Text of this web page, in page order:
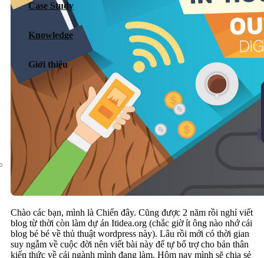
Dịch vụ chăm sóc website
Case Study
Knowledge
Giới thiệu
Giới thiệu
Tin tức
Sự kiện
Liên hệ
Chào các bạn, mình là Chiến đây. Cũng được 2 năm rồi nghỉ viết
blog từ thời còn làm dự án Itidea.org (chắc giờ ít ông nào nhớ cái
blog bé bé về thủ thuật wordpress này). Lâu rồi mới có thời gian
suy ngẫm về cuộc đời nên viết bài này để tự bổ trợ cho bản thân
kiến thức về cái ngành mình đang làm. Hôm nay mình sẽ chia sẻ